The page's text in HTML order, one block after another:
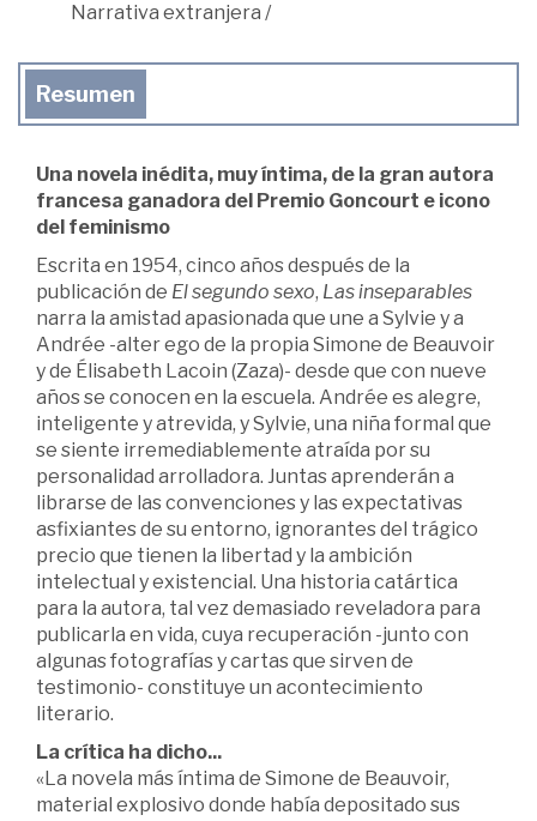
Narrativa extranjera /
Resumen
Una novela inédita, muyíntima, de la gran autora
francesa ganadora del Premio Goncourt e icono
del feminismo
Escrita en 1954, cinco años después de la
publicación de El segundo sexo, Las inseparables
narra la amistad apasionada que une a Sylvie y a
Andrée -alter ego de la propia Simone de Beauvoir
y de Élisabeth Lacoin (Zaza)- desde que con nueve
años se conocen en la escuela. Andrée es alegre,
inteligente y atrevida, y Sylvie, una niña formal que
se siente irremediablemente atraída por su
personalidad arrolladora. Juntas aprenderán a
librarse de las convenciones y las expectativas
asfixiantes de su entorno, ignorantes del trágico
precio que tienen la libertad y la ambición
intelectual y existencial. Una historia catártica
para la autora, tal vez demasiado reveladora para
publicarla en vida, cuya recuperación -junto con
algunas fotografías y cartas que sirven de
testimonio- constituye un acontecimiento
literario.
La crítica ha dicho...
«La novela más íntima de Simone de Beauvoir,
material explosivo donde había depositado sus